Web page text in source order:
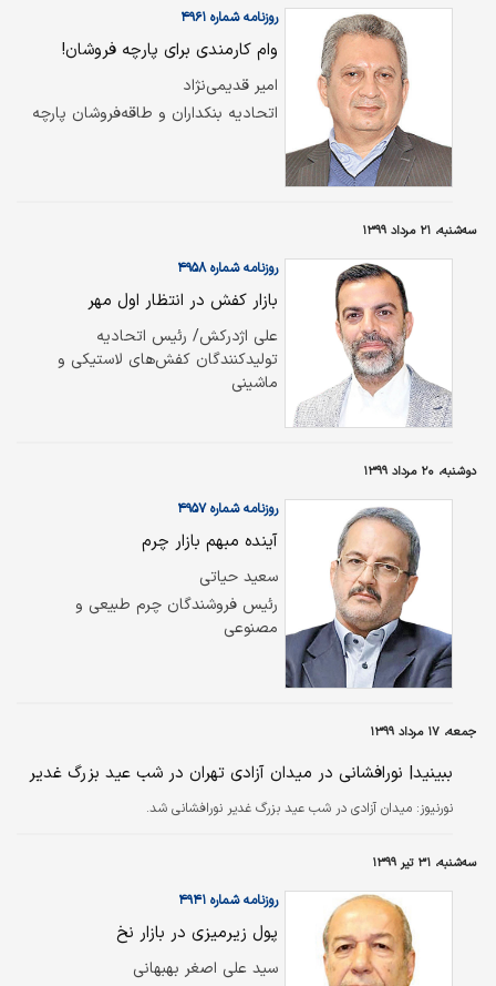
محصولات، متوسط فروش این مغازه‌ها نسبت به
مشاهدات میدانی خبرنگاران «دنیای اقتصاد» هم
حاکی از تغییر سلیقه مردم در گروه آبلیمو و
آب‌زرشک و امثالهم به سمت محصولات طبیعی
است.
روزنامه شماره ۴۹۶۱
وام کارمندی برای پارچه فروشان!
امیر قدیمی‌نژاد
اتحادیه بنکداران و طاقه‌فروشان پارچه
سه‌شنبه، ۲۱ مرداد ۱۳۹۹
روزنامه شماره ۴۹۵۸
بازار کفش در انتظار اول مهر
علی اژدرکش/ رئیس اتحادیه
تولیدکنندگان کفش‌های لاستیکی و
ماشینی
دوشنبه، ۲۰ مرداد ۱۳۹۹
روزنامه شماره ۴۹۵۷
آینده مبهم بازار چرم
سعید حیاتی
رئیس فروشندگان چرم طبیعی و
مصنوعی
جمعه، ۱۷ مرداد ۱۳۹۹
ببینید| نورافشانی در میدان آزادی تهران در شب عید بزرگ غدیر
نورنیوز: میدان آزادی در شب عید بزرگ غدیر نورافشانی شد.
سه‌شنبه، ۳۱ تیر ۱۳۹۹
روزنامه شماره ۴۹۴۱
پول زیرمیزی در بازار نخ
سید علی اصغر بهبهانی